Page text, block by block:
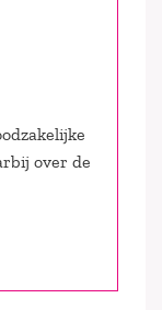
over de